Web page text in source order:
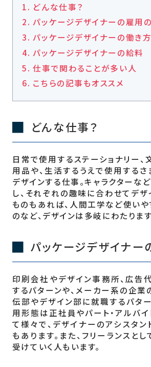
どんな仕事？
パッケージデザイナーの雇用
パッケージデザイナーの働き方
パッケージデザイナーの給料
仕事で関わることが多い人
こちらの記事もオススメ
どんな仕事？
日常で使用するステーショナリー
用品や、生活するうえで使用する
デザインする仕事。キャラクターな
し、それぞれの趣味に合わせてデ
ものもあれば、人間工学など使い
のなど、デザインは多岐にわたります
パッケージデザイナー
印刷会社やデザイン事務所、広告
するパターンや、メーカー系の企
伝部やデザイン部に就職するパタ
用形態は正社員やパート・アルバ
て様々で、デザイナーのアシスタ
もあります。また、フリーランスと
受けていく人もいます。